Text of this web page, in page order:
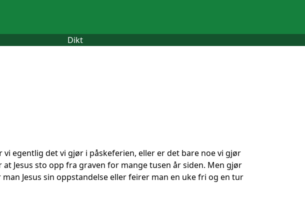
Dikt
egentlig det vi gjør i påskeferien, eller er det bare noe vi gjør
Jesus sto opp fra graven for mange tusen år siden. Men gjør
Jesus sin oppstandelse eller feirer man en uke fri og en tur